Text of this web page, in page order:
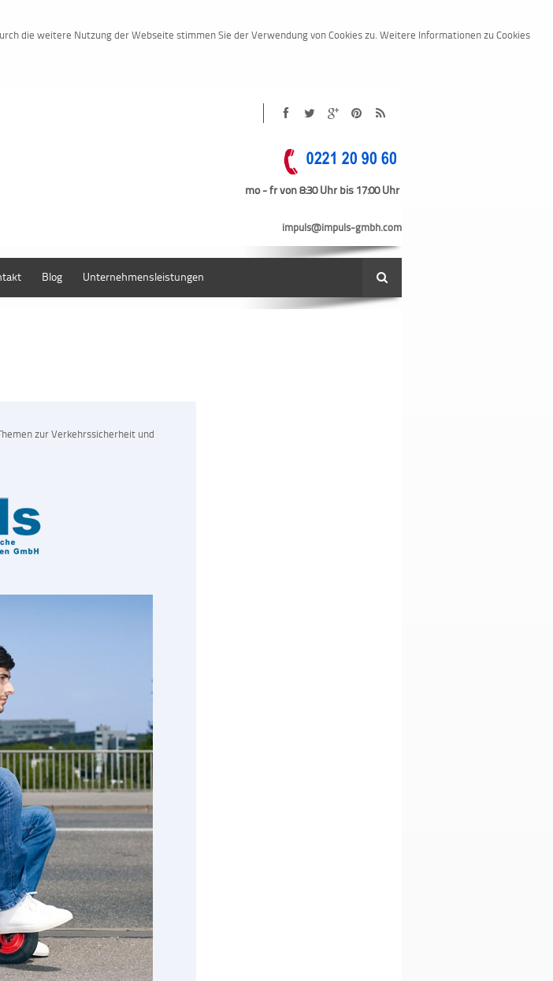
die weitere Nutzung der Webseite stimmen Sie der Verwendung von Cookies zu. Weitere Informationen zu Cookies
mo - fr von 8:30 Uhr bis 17:00 Uhr
gmbh.com
Blog Unternehmensleistungen Suche
zur Verkehrssicherheit und